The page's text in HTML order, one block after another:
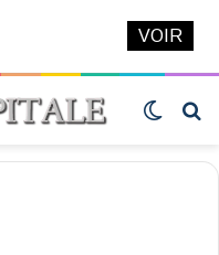
Switch
VOIR